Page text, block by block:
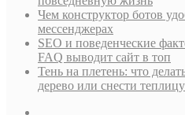
Чем конструктор ботов
мессенджерах
SEO и поведенческие
FAQ выводит сайт в топ
Тень на плетень: что
дерево или снести